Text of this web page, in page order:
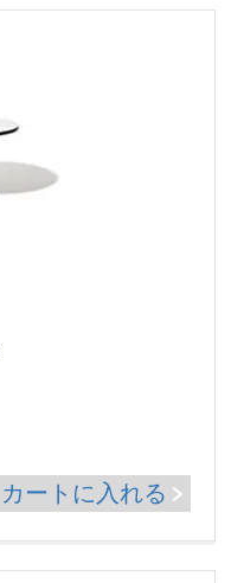
カートに入れる